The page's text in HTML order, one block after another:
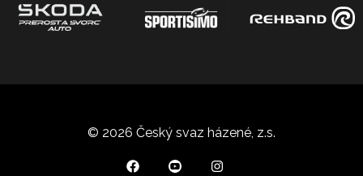
© 2026 Český svaz házené, z.s.